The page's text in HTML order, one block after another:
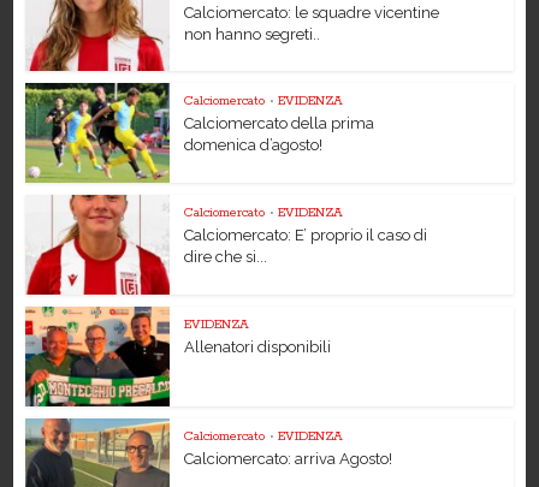
Calciomercato: le squadre vicentine
non hanno segreti..
Calciomercato • EVIDENZA
Calciomercato della prima
domenica d’agosto!
Calciomercato • EVIDENZA
Calciomercato: E’ proprio il caso di
dire che si...
EVIDENZA
Allenatori disponibili
Calciomercato • EVIDENZA
Calciomercato: arriva Agosto!